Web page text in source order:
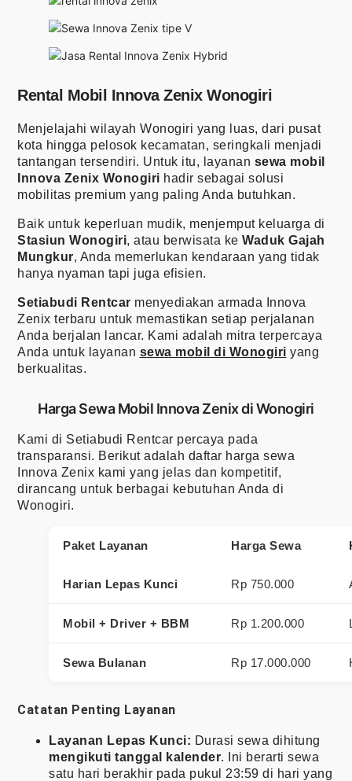
Rental Mobil Innova Zenix Wonogiri
Menjelajahi wilayah Wonogiri yang luas, dari pusat
kota hingga pelosok kecamatan, seringkali menjadi
tantangan tersendiri. Untuk itu, layanan sewa mobil
Innova Zenix Wonogiri hadir sebagai solusi
mobilitas premium yang paling Anda butuhkan.
Baik untuk keperluan mudik, menjemput keluarga di
Stasiun Wonogiri, atau berwisata ke Waduk Gajah
Mungkur, Anda memerlukan kendaraan yang tidak
hanya nyaman tapi juga efisien.
Setiabudi Rentcar menyediakan armada Innova
Zenix terbaru untuk memastikan setiap perjalanan
Anda berjalan lancar. Kami adalah mitra terpercaya
Anda untuk layanan sewa mobil di Wonogiri yang
berkualitas.
Harga Sewa Mobil Innova Zenix di Wonogiri
Kami di Setiabudi Rentcar percaya pada
transparansi. Berikut adalah daftar harga sewa
Innova Zenix kami yang jelas dan kompetitif,
dirancang untuk berbagai kebutuhan Anda di
Wonogiri.
Paket Layanan Harga Sewa
Harian Lepas Kunci Rp 750.000
Mobil + Driver + BBM Rp 1.200.000
Sewa Bulanan Rp 17.000.000
Catatan Penting Layanan
Layanan Lepas Kunci: Durasi sewa dihitung
mengikuti tanggal kalender. Ini berarti sewa
satu hari berakhir pada pukul 23:59 di hari yang